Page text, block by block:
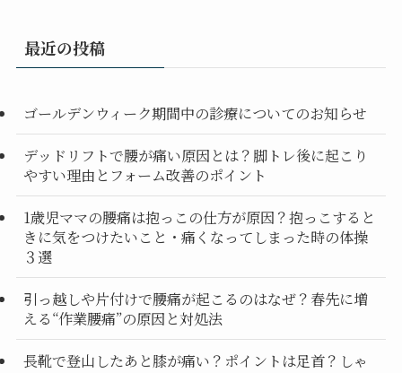
最近の投稿
ゴールデンウィーク期間中の診療についてのお知らせ
デッドリフトで腰が痛い原因とは？脚トレ後に起こり
やすい理由とフォーム改善のポイント
1歳児ママの腰痛は抱っこの仕方が原因？抱っこすると
きに気をつけたいこと・痛くなってしまった時の体操
３選
引っ越しや片付けで腰痛が起こるのはなぜ？春先に増
える“作業腰痛”の原因と対処法
長靴で登山したあと膝が痛い？ポイントは足首？しゃ